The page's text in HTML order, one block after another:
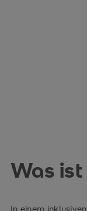
Was
In einem